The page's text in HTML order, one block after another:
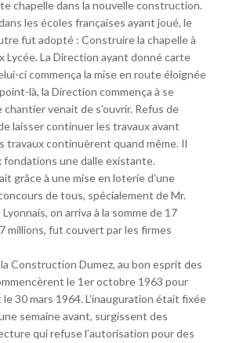
chapelle dans la nouvelle construction.
les écoles françaises ayant joué, le
fut adopté : Construire la chapelle à
Lycée. La Direction ayant donné carte
ci commença la mise en route éloignée
là, la Direction commença à se
venait de s’ouvrir. Refus de
laisser continuer les travaux avant
travaux continuèrent quand même. Il
fondations une dalle existante.
grâce à une mise en loterie d’une
de tous, spécialement de Mr.
on arriva à la somme de 17
millions, fut couvert par les firmes
Construction Dumez, au bon esprit des
le 1er octobre 1963 pour
30 mars 1964. L’inauguration était fixée
semaine avant, surgissent des
qui refuse l’autorisation pour des